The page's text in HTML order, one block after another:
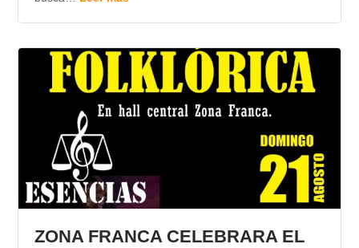
ZONA FRANCA CELEBRARA EL